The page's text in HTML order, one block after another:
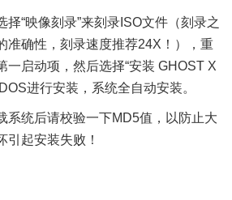
“映像刻录”来刻录ISO文件（刻录之
准确性，刻录速度推荐24X！），重
一启动项，然后选择“安装 GHOST X
进行安装，系统全自动安装。
统后请校验一下MD5值，以防止大
引起安装失败！